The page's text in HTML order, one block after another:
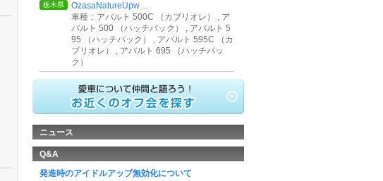
栃木県
OzasaNatureUpw ...
車種：アバルト 500C （カブリオレ） , ア
バルト 500 （ハッチバック） , アバルト 5
95 （ハッチバック） , アバルト 595C （カ
ブリオレ） , アバルト 695 （ハッチバッ
ク）
ニュース
Q&A
発進時のアイドルアップ無効化について